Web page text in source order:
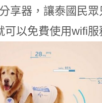
享器，讓泰國民眾
可以免費使用wifi服